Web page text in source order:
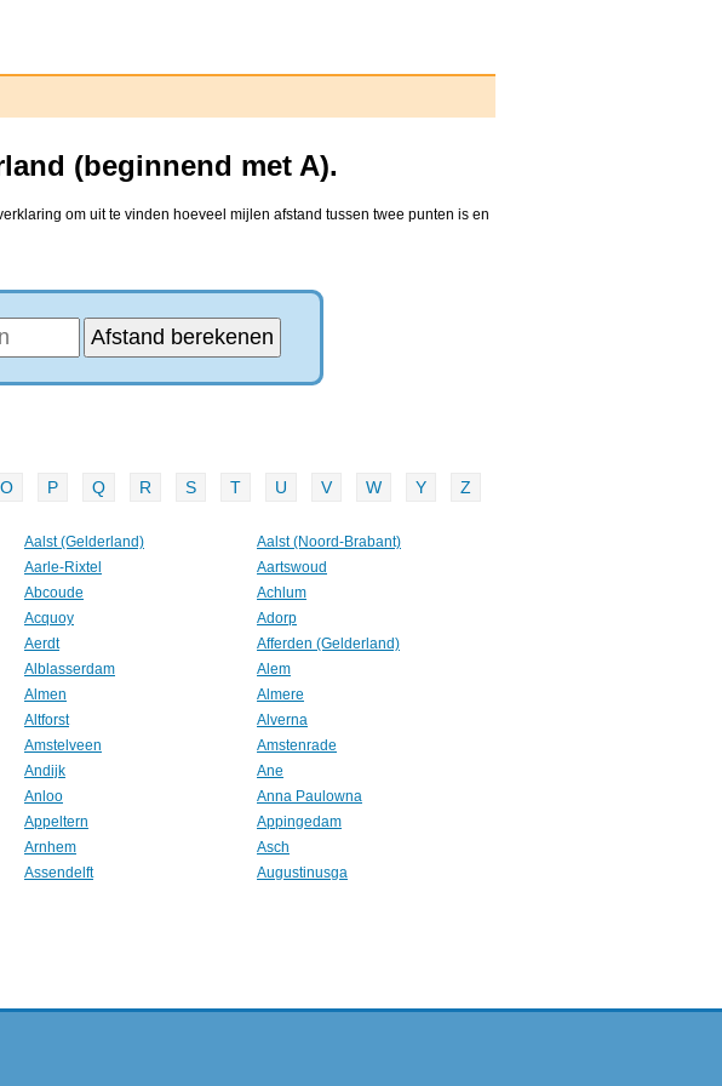
(beginnend met A).
om uit te vinden hoeveel mijlen afstand tussen twee punten is en
O P Q R S T U V W Y Z
Aalst (Gelderland)
Aalst (Noord-Brabant)
Aarle-Rixtel
Aartswoud
Abcoude
Achlum
Acquoy
Adorp
Aerdt
Afferden (Gelderland)
Alblasserdam
Alem
Almen
Almere
Altforst
Alverna
Amstelveen
Amstenrade
Andijk
Ane
Anloo
Anna Paulowna
Appeltern
Appingedam
Arnhem
Asch
Assendelft
Augustinusga